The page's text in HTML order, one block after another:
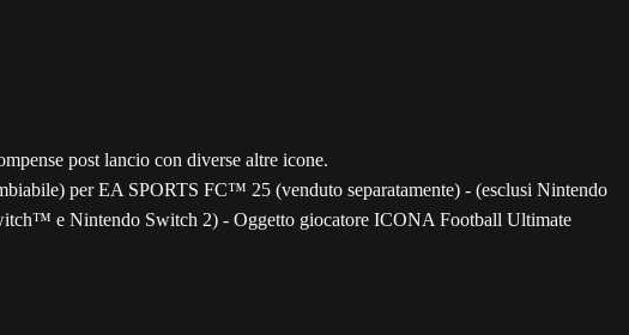
per EA SPORTS FC™ 25 (venduto separatamente) - (esclusi Nintendo
e Nintendo Switch 2) - Oggetto giocatore ICONA Football Ultimate